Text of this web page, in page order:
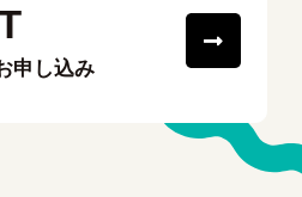
申し込み